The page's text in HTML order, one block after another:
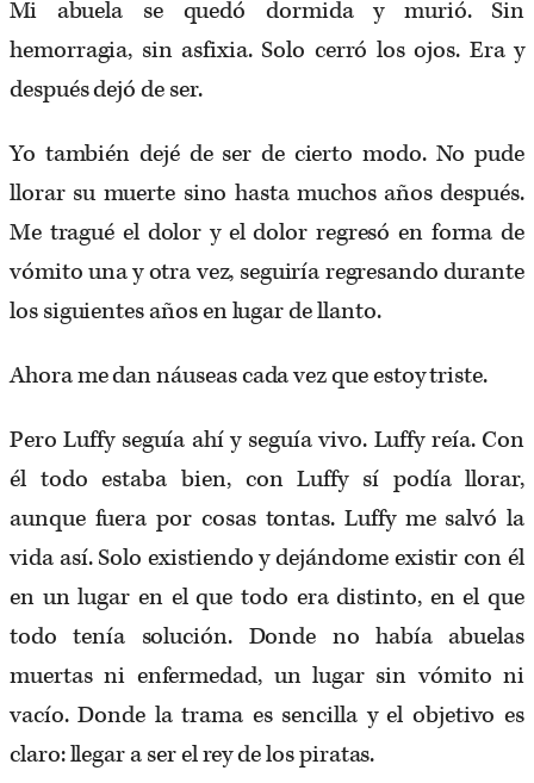
Mi abuela se quedó dormida y murió. Sin
hemorragia, sin asfixia. Solo cerró los ojos. Era y
después dejó de ser.
Yo también dejé de ser de cierto modo. No pude
llorar su muerte sino hasta muchos años después.
Me tragué el dolor y el dolor regresó en forma de
vómito una y otra vez, seguiría regresando durante
los siguientes años en lugar de llanto.
Ahora me dan náuseas cada vez que estoy triste.
Pero Luffy seguía ahí y seguía vivo. Luffy reía. Con
él todo estaba bien, con Luffy sí podía llorar,
aunque fuera por cosas tontas. Luffy me salvó la
vida así. Solo existiendo y dejándome existir con él
en un lugar en el que todo era distinto, en el que
todo tenía solución. Donde no había abuelas
muertas ni enfermedad, un lugar sin vómito ni
vacío. Donde la trama es sencilla y el objetivo es
claro: llegar a ser el rey de los piratas.